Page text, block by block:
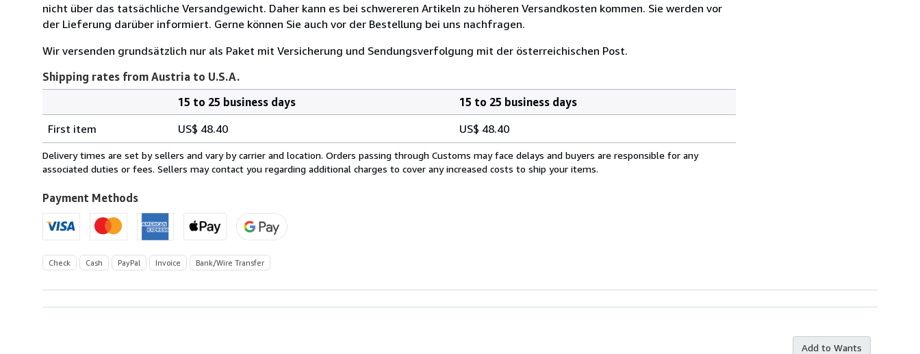
nicht über das tatsächliche Versandgewicht. Daher kann es bei schwereren Artikeln zu höheren Versandkosten kommen. Sie werden vor
der Lieferung darüber informiert. Gerne können Sie auch vor der Bestellung bei uns nachfragen.
Wir versenden grundsätzlich nur als Paket mit Versicherung und Sendungsverfolgung mit der österreichischen Post.
Shipping rates from Austria to U.S.A.
rates
from
Austria
U.S.A.
15 to 25 business days
15 to 25 business days
First item
US$ 48.40 US$ 48.40
Delivery times are set by sellers and vary by carrier and location. Orders passing through Customs may face delays and buyers are responsible for any
associated duties or fees. Sellers may contact you regarding additional charges to cover any increased costs to ship your items.
Payment Methods
Check Cash PayPal Invoice Bank/Wire Transfer
Add to Wants